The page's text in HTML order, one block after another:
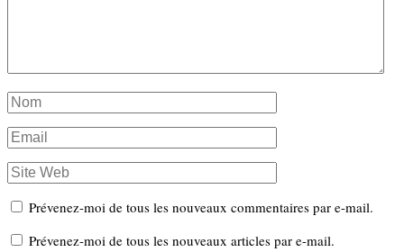
Prévenez-moi de tous les nouveaux commentaires par e-mail.
Prévenez-moi de tous les nouveaux articles par e-mail.